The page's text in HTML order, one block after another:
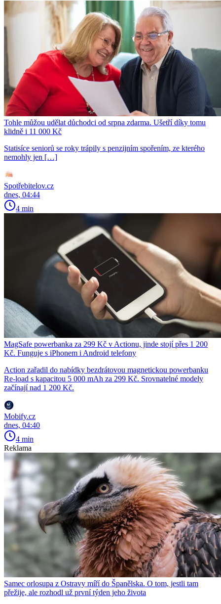
Tohle můžou udělat důchodci od srpna zdarma. Ušetří díky tomu
klidně i 11 000 Kč
Statisíce seniorů se roky trápily s penzijním spořením, ze kterého
nemohly jen […]
Spotřebitelov.cz
dnes, 04:44
4 min
MagSafe powerbanka za 299 Kč v Actionu, jinde stojí přes 1 200
Kč. Funguje s iPhonem i Android telefony
Action zařadil do nabídky bezdrátovou magnetickou powerbanku
Re-load s kapacitou 5 000 mAh za 299 Kč. Srovnatelné modely
začínají nad 1 200 Kč.
Mobify.cz
dnes, 04:40
4 min
Reklama
Samec orlosupa z Ostravy míří do Španělska. O tom, jestli tam
přežije, ale rozhodl už první týden jeho života